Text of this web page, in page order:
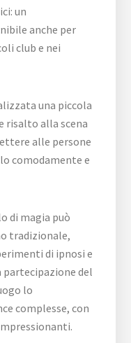
un
anche per
club e nei
una piccola
risalto alla scena
alle persone
comodamente e
di magia può
tradizionale,
di ipnosi e
del
lo
complesse, con